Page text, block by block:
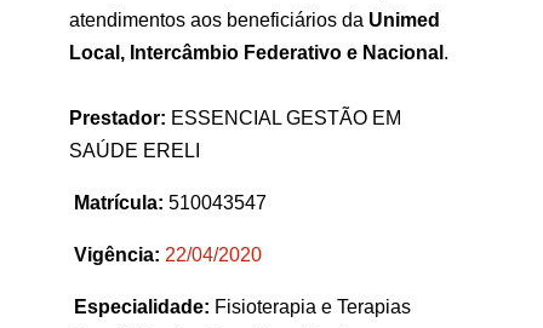
atendimentos aos beneficiários da Unimed
Local, Intercâmbio Federativo e Nacional .
Prestador: ESSENCIAL GESTÃO EM
SAÚDE ERELI
Matrícula: 510043547
Vigência: 22/04/2020
Especialidade: Fisioterapia e Terapias